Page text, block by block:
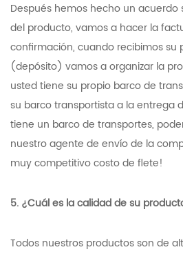
Después hemos hecho un
del producto, vamos a hacer la
confirmación, cuando recibimos su
(depósito) vamos a organizar la
usted tiene su propio barco de
su barco transportista a la entrega
tiene un barco de transportes,
nuestro agente de envío de la
muy competitivo costo de flete!
5. ¿Cuál es la calidad de su
Todos nuestros productos son de